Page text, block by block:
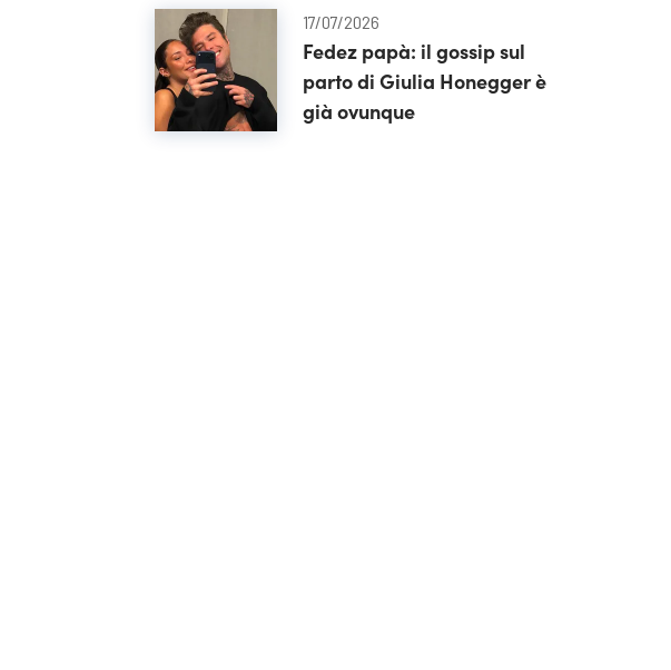
17/07/2026
Fedez papà: il gossip sul
parto di Giulia Honegger è
già ovunque